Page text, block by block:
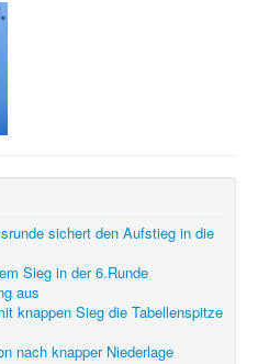
sichert den Aufstieg in die
Sieg in der 6.Runde
aus
knappen Sieg die Tabellenspitze
nach knapper Niederlage